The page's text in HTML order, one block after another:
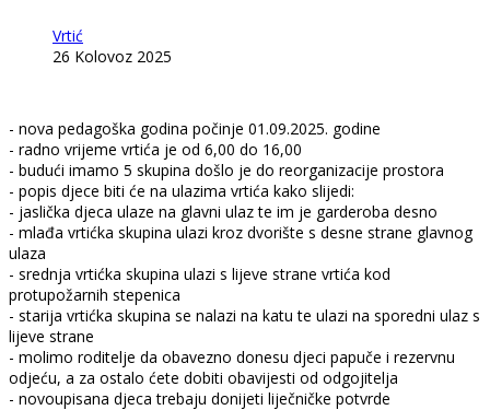
Vrtić
26 Kolovoz 2025
- nova pedagoška godina počinje 01.09.2025. godine
- radno vrijeme vrtića je od 6,00 do 16,00
- budući imamo 5 skupina došlo je do reorganizacije prostora
- popis djece biti će na ulazima vrtića kako slijedi:
- jaslička djeca ulaze na glavni ulaz te im je garderoba desno
- mlađa vrtićka skupina ulazi kroz dvorište s desne strane glavnog
ulaza
- srednja vrtićka skupina ulazi s lijeve strane vrtića kod
protupožarnih stepenica
- starija vrtićka skupina se nalazi na katu te ulazi na sporedni ulaz s
lijeve strane
- molimo roditelje da obavezno donesu djeci papuče i rezervnu
odjeću, a za ostalo ćete dobiti obavijesti od odgojitelja
- novoupisana djeca trebaju donijeti liječničke potvrde